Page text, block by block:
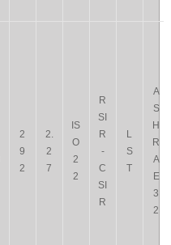
2
9
2
2.
2
7
IS
O
2
2
R
SI
R
-
C
SI
R
L
S
T
A
S
H
R
A
E
3
2